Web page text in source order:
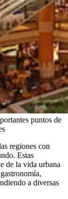
puntos de
regiones con
Estas
de la vida urbana
a diversas